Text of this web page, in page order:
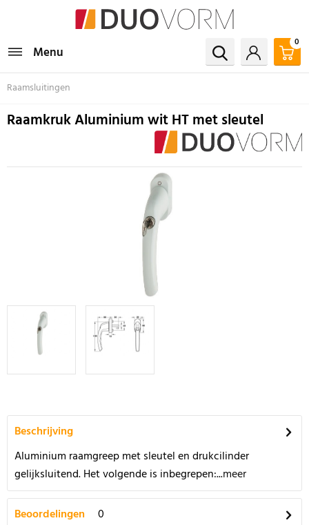
Menu
0
Raamsluitingen
Raamkruk Aluminium wit HT met sleutel
Beschrijving
Aluminium raamgreep met sleutel en drukcilinder
gelijksluitend. Het volgende is inbegrepen:...meer
Beoordelingen
0